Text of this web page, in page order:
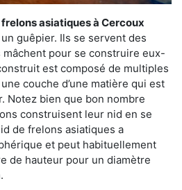
asiatiques à Cercoux
guêpier. Ils se servent des
mâchent pour se construire eux-
est composé de multiples
couche d’une matière qui est
Notez bien que bon nombre
construisent leur nid en se
de frelons asiatiques a
et peut habituellement
de hauteur pour un diamètre